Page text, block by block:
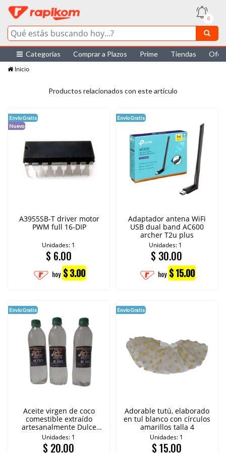
0
Categorías Comprar a Plazos Prime Tiendas
Inicio
Productos relacionados con este artículo
Envío Gratis
Nuevo
A3955SB-T driver motor
PWM full 16-DIP
Unidades: 1
$ 6.00
hoy $ 3.00
Envío Gratis
Aceite virgen de coco
comestible extraído
artesanalmente Dulce
sabor 400 ml
Unidades: 1
$ 20.00
Envío Gratis
Adaptador antena WiFi
USB dual band AC600
archer T2u plus
Unidades: 1
$ 30.00
hoy $ 15.00
Envío Gratis
Adorable tutú, elaborado
en tul blanco con círculos
amarillos talla 4
Unidades: 1
$ 15.00